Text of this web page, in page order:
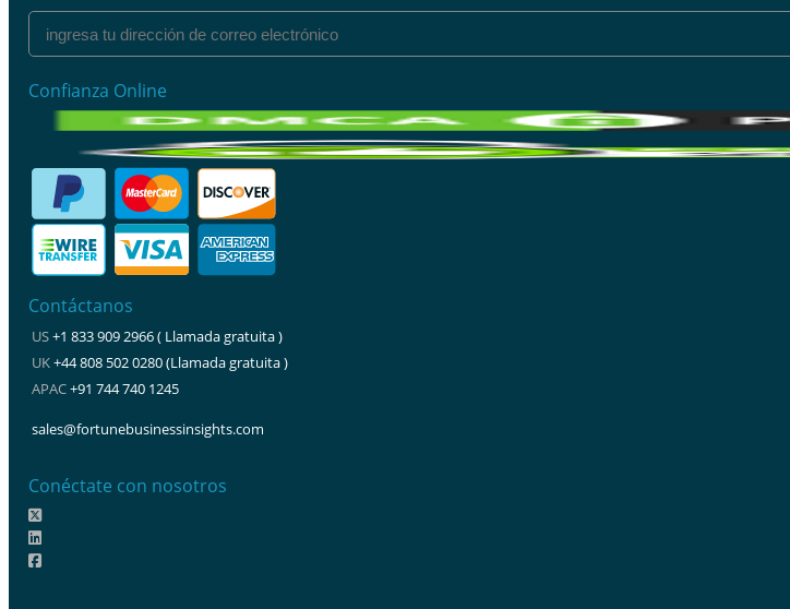
Confianza Online
Contáctanos
US+1 833 909 2966 ( Llamada gratuita )
UK+44 808 502 0280 (Llamada gratuita )
APAC+91 744 740 1245
sales@fortunebusinessinsights.com
Conéctate con nosotros